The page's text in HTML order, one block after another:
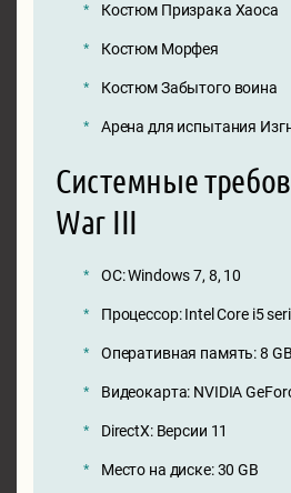
Костюм Призрака Хаоса
Костюм Морфея
Костюм Забытого воина
Арена для испытания
Системные
War III
ОС: Windows 7, 8, 10
Процессор: Intel Core i5
Оперативная память: 8
Видеокарта: NVIDIA
DirectX: Версии 11
Место на диске: 30 GB